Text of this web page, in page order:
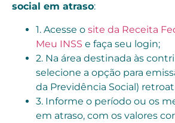
social em atraso:
1. Acesse o site da Receita
Meu INSS e faça seu login;
2. Na área destinada às
selecione a opção para
da Previdência Social)
3. Informe o período ou os
em atraso, com os valores